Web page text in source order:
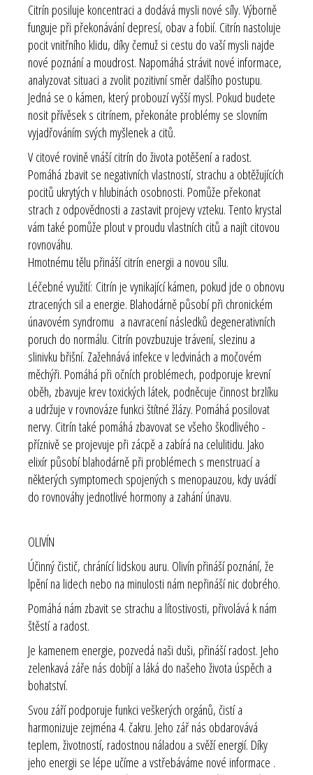
Citrín posiluje koncentraci a dodává mysli nové síly. Výborně
funguje při překonávání depresí, obav a fobií. Citrín nastoluje
pocit vnitřního klidu, díky čemuž si cestu do vaší mysli najde
nové poznání a moudrost. Napomáhá strávit nové informace,
analyzovat situaci a zvolit pozitivní směr dalšího postupu.
Jedná se o kámen, který probouzí vyšší mysl. Pokud budete
nosit přívěsek s citrínem, překonáte problémy se slovním
vyjadřováním svých myšlenek a citů.
V citové rovině vnáší citrín do života potěšení a radost.
Pomáhá zbavit se negativních vlastností, strachu a obtěžujících
pocitů ukrytých v hlubinách osobnosti. Pomůže překonat
strach z odpovědnosti a zastavit projevy vzteku. Tento krystal
vám také pomůže plout v proudu vlastních citů a najít citovou
rovnováhu.
Hmotnému tělu přináší citrín energii a novou sílu.
Léčebné využití: Citrín je vynikající kámen, pokud jde o obnovu
ztracených sil a energie. Blahodárně působí při chronickém
únavovém syndromu a navracení následků degenerativních
poruch do normálu. Citrín povzbuzuje trávení, slezinu a
slinivku břišní. Zažehnává infekce v ledvinách a močovém
měchýři. Pomáhá při očních problémech, podporuje krevní
oběh, zbavuje krev toxických látek, podněcuje činnost brzlíku
a udržuje v rovnováze funkci štítné žlázy. Pomáhá posilovat
nervy. Citrín také pomáhá zbavovat se všeho škodlivého -
příznivě se projevuje při zácpě a zabírá na celulitidu. Jako
elixír působí blahodárně při problémech s menstruací a
některých symptomech spojených s menopauzou, kdy uvádí
do rovnováhy jednotlivé hormony a zahání únavu.
OLIVÍN
Účinný čistič, chránící lidskou auru. Olivín přináší poznání, že
lpění na lidech nebo na minulosti nám nepřináší nic dobrého.
Pomáhá nám zbavit se strachu a lítostivosti, přivolává k nám
štěstí a radost.
Je kamenem energie, pozvedá naši duši, přináší radost. Jeho
zelenkavá záře nás dobíjí a láká do našeho života úspěch a
bohatství.
Svou září podporuje funkci veškerých orgánů, čistí a
harmonizuje zejména 4. čakru. Jeho zář nás obdarovává
teplem, životností, radostnou náladou a svěží energií. Díky
jeho energii se lépe učíme a vstřebáváme nové informace .